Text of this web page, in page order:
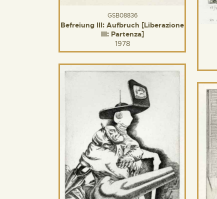
GSB08836
Befreiung III: Aufbruch [Liberazione
III: Partenza]
1978